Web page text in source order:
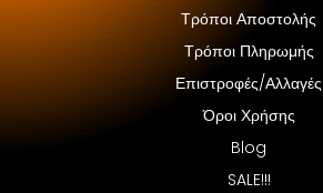
Τρόποι Αποστολής
Τρόποι Πληρωμής
Επιστροφές/Αλλαγές
Όροι Χρήσης
Blog
SALE!!!